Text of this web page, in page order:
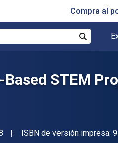
Compra al
STEM
ISBN de versión impresa: